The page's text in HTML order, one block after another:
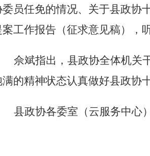
委员任免的情况、关于县政协
案工作报告（征求意见稿），
佘斌指出 ，县政协全体机关
满的精神状态认真做好县政协
县政协各委室（云服务中心